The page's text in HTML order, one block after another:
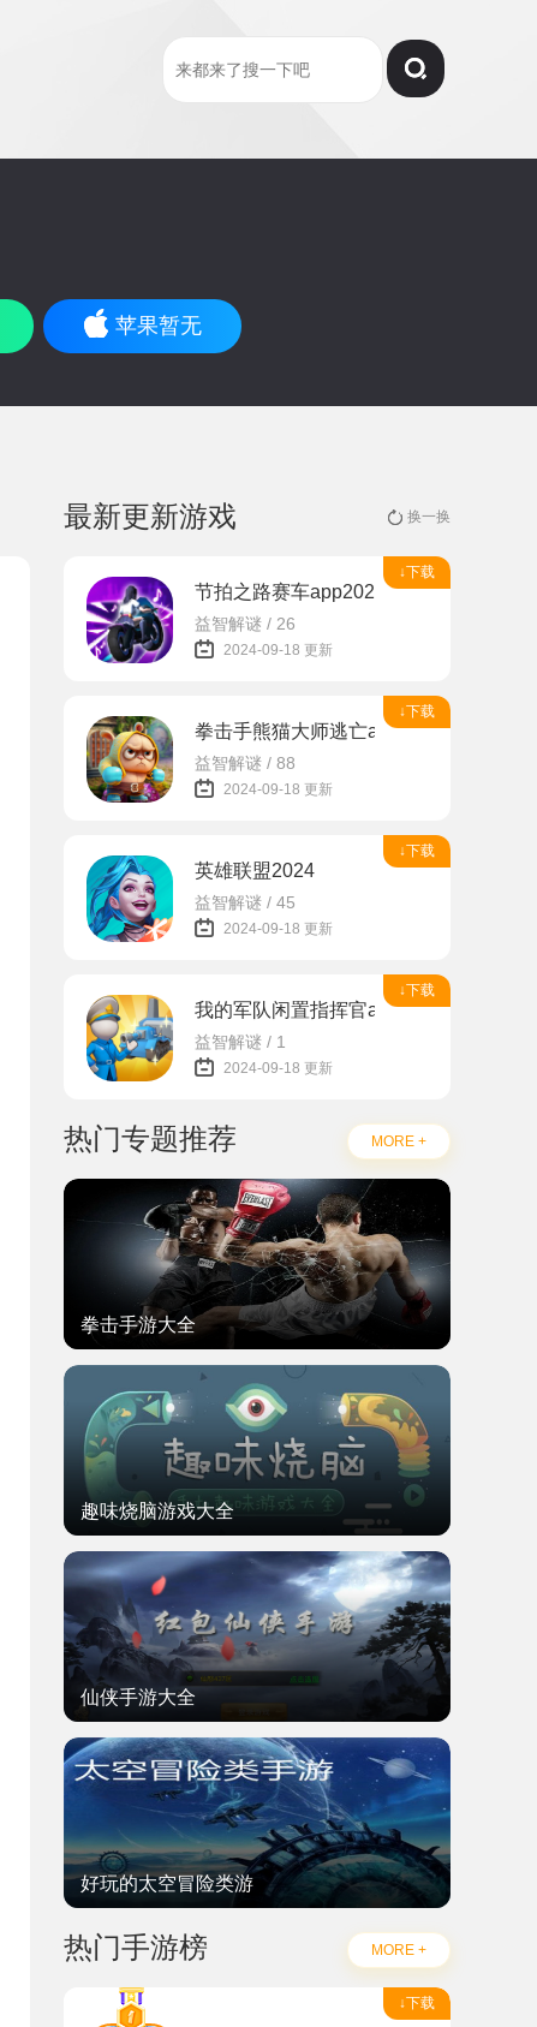
苹果暂无
最新更新游戏 换一换
↓下载
节拍之路赛车app2024
益智解谜 / 26
2024-09-18 更新
↓下载
拳击手熊猫大师逃亡app
益智解谜 / 88
2024-09-18 更新
↓下载
英雄联盟2024
益智解谜 / 45
2024-09-18 更新
↓下载
我的军队闲置指挥官app
益智解谜 / 1
2024-09-18 更新
热门专题推荐 MORE +
拳击手游大全
趣味烧脑游戏大全
仙侠手游大全
好玩的太空冒险类游
热门手游榜 MORE +
↓下载